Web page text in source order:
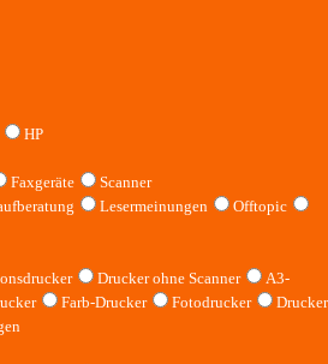
HP
Faxgeräte
Scanner
Lesermeinungen
Offtopic
Drucker ohne Scanner
A3-
Farb-Drucker Fotodrucker
Drucker